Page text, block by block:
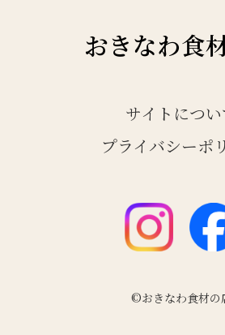
おきなわ食
サイトについ
プライバシーポ
©おきなわ食材の